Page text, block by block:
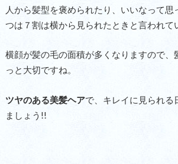
人から髪型を褒められたり、いいなって思
つは７割は横から見られたときと言われて
横顔が髪の毛の面積が多くなりますので、
っと大切ですね。
ツヤのある美髪ヘアで、キレイに見られる
ましょう!!